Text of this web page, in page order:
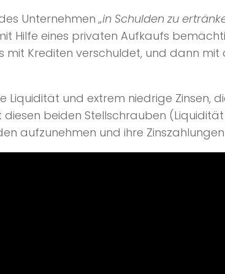
Unternehmen„in Schulden zu
Hilfe eines privaten Aufkaufs
Krediten verschuldet, und dann
und extrem niedrige Zinsen,
beiden Stellschrauben
aufzunehmen und ihre